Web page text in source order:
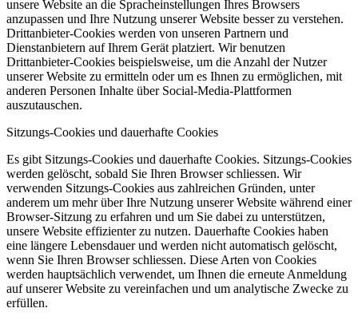
unsere Website an die Spracheinstellungen Ihres Browsers
anzupassen und Ihre Nutzung unserer Website besser zu verstehen.
Drittanbieter-Cookies werden von unseren Partnern und
Dienstanbietern auf Ihrem Gerät platziert. Wir benutzen
Drittanbieter-Cookies beispielsweise, um die Anzahl der Nutzer
unserer Website zu ermitteln oder um es Ihnen zu ermöglichen, mit
anderen Personen Inhalte über Social-Media-Plattformen
auszutauschen.
Sitzungs-Cookies und dauerhafte Cookies
Es gibt Sitzungs-Cookies und dauerhafte Cookies. Sitzungs-Cookies
werden gelöscht, sobald Sie Ihren Browser schliessen. Wir
verwenden Sitzungs-Cookies aus zahlreichen Gründen, unter
anderem um mehr über Ihre Nutzung unserer Website während einer
Browser-Sitzung zu erfahren und um Sie dabei zu unterstützen,
unsere Website effizienter zu nutzen. Dauerhafte Cookies haben
eine längere Lebensdauer und werden nicht automatisch gelöscht,
wenn Sie Ihren Browser schliessen. Diese Arten von Cookies
werden hauptsächlich verwendet, um Ihnen die erneute Anmeldung
auf unserer Website zu vereinfachen und um analytische Zwecke zu
erfüllen.